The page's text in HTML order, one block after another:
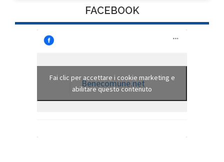
FACEBOOK
Benecomune.net
Fai clic per accettare i cookie marketing e
abilitare questo contenuto